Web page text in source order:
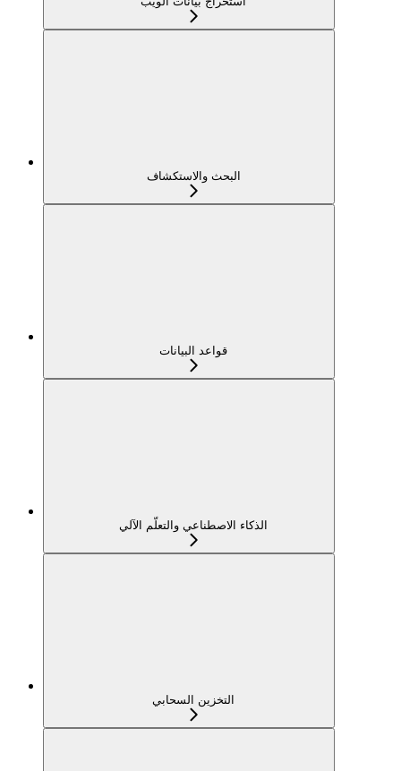
البحث والاستكشاف
قواعد البيانات
الذكاء الاصطناعي والتعلّم الآلي
التخزين السحابي